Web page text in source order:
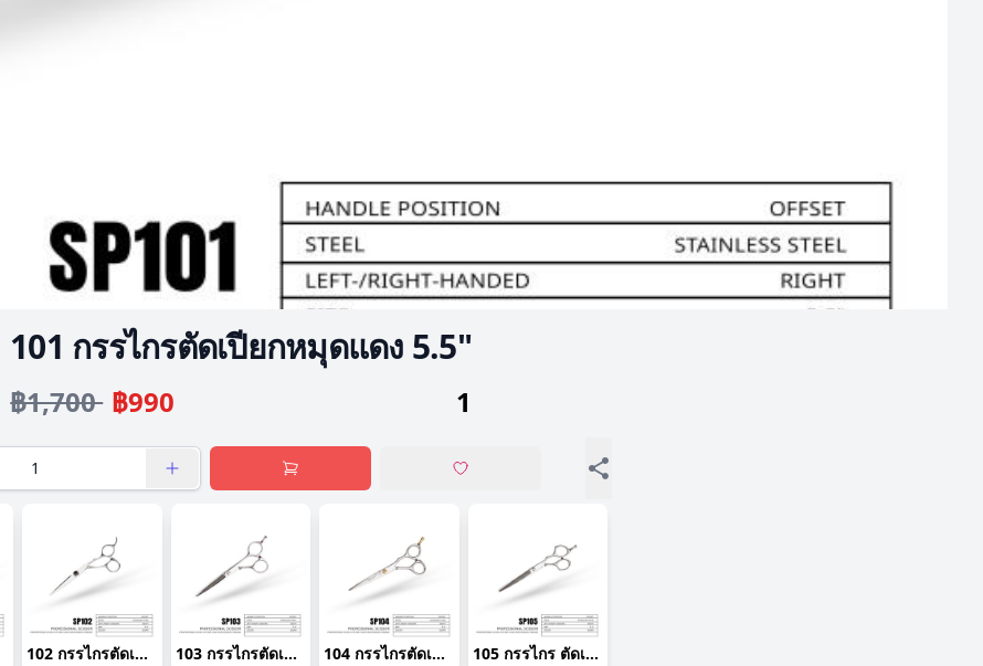
101 กรรไกรตัดเปียกหมุดแดง 5.5"
฿1,700 ฿990 1
102 กรรไกรตัดเปียกหมุดแดง 5.5" 103 กรรไกรตัดเปียกขาตรง 5.5" 104 กรรไกรตัดเปียกหมุดทอง 5.5" 105 กรรไกร ตัดเปียกขางอ 6.0"